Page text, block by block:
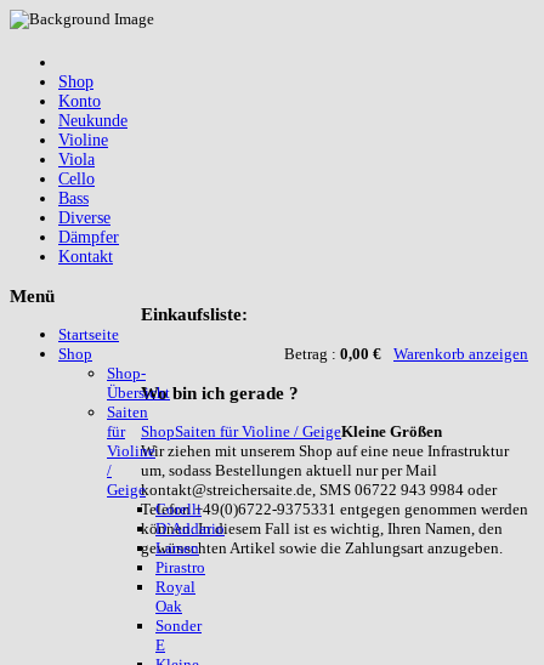
Shop
Konto
Neukunde
Violine
Viola
Cello
Bass
Diverse
Dämpfer
Kontakt
Einkaufsliste:
Betrag : 0,00 € Warenkorb anzeigen
Wobin ich gerade ?
ShopSaiten für Violine / GeigeKleine Größen
Wir ziehen mit unserem Shop auf eine neue Infrastruktur
um, sodass Bestellungen aktuell nur per Mail
kontakt@streichersaite.de, SMS 06722 943 9984 oder
Telefon +49(0)6722-9375331 entgegen genommen werden
können. In diesem Fall ist es wichtig, Ihren Namen, den
gewünschten Artikel sowie die Zahlungsart anzugeben.
Menü
Startseite
Shop
Shop-
Übersicht
Saiten
für
Violine
/
Geige
Corelli
D`Addario
Larsen
Pirastro
Royal
Oak
Sonder
E